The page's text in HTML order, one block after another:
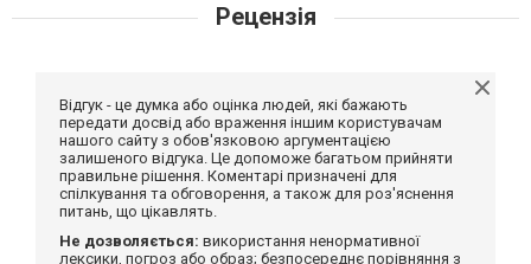
Рецензія
Відгук - це думка або оцінка людей, які бажають
передати досвід або враження іншим користувачам
нашого сайту з обов'язковою аргументацією
залишеного відгука. Це допоможе багатьом прийняти
правильне рішення. Коментарі призначені для
спілкування та обговорення, а також для роз'яснення
питань, що цікавлять.
Не дозволяється: використання ненормативної
лексики, погроз або образ; безпосереднє порівняння з